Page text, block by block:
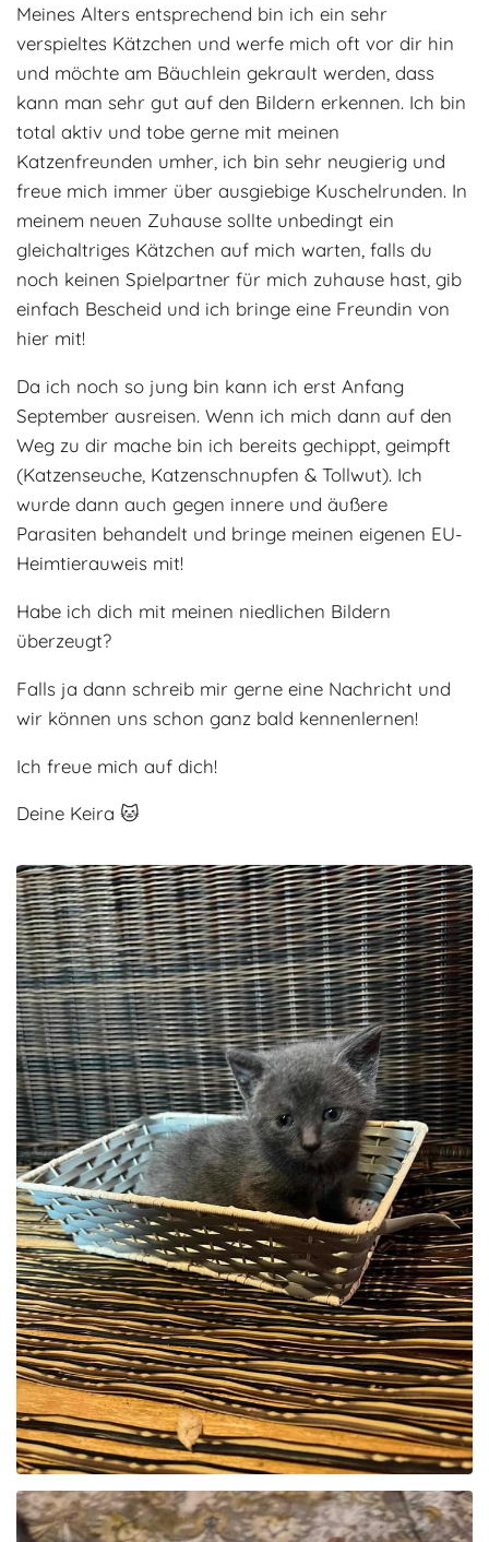
Meines Alters entsprechend bin ich ein sehr
verspieltes Kätzchen und werfe mich oft vor dir hin
und möchte am Bäuchlein gekrault werden, dass
kann man sehr gut auf den Bildern erkennen. Ich bin
total aktiv und tobe gerne mit meinen
Katzenfreunden umher, ich bin sehr neugierig und
freue mich immer über ausgiebige Kuschelrunden. In
meinem neuen Zuhause sollte unbedingt ein
gleichaltriges Kätzchen auf mich warten, falls du
noch keinen Spielpartner für mich zuhause hast, gib
einfach Bescheid und ich bringe eine Freundin von
hier mit!
Da ich noch so jung bin kann ich erst Anfang
September ausreisen. Wenn ich mich dann auf den
Weg zu dir mache bin ich bereits gechippt, geimpft
(Katzenseuche, Katzenschnupfen & Tollwut). Ich
wurde dann auch gegen innere und äußere
Parasiten behandelt und bringe meinen eigenen EU-
Heimtierauweis mit!
Habe ich dich mit meinen niedlichen Bildern
überzeugt?
Falls ja dann schreib mir gerne eine Nachricht und
wir können uns schon ganz bald kennenlernen!
Ich freue mich auf dich!
Deine Keira 🐱